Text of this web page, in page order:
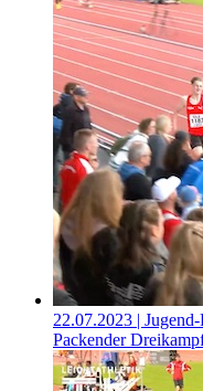
22.07.2023 |
Packender